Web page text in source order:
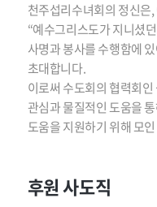
천주섭리수녀회의 정신은
“예수그리스도가 지니셨
사명과 봉사를 수행함에
초대합니다.
이로써 수도회의 협력회
관심과 물질적인 도움을
도움을 지원하기 위해 모
후원 사도직